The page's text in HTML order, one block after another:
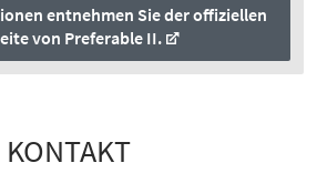
entnehmen Sie der offiziellen
von Preferable II.
KONTAKT